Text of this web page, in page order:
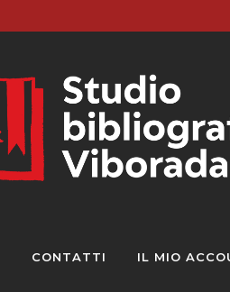
CONTATTI IL MIO